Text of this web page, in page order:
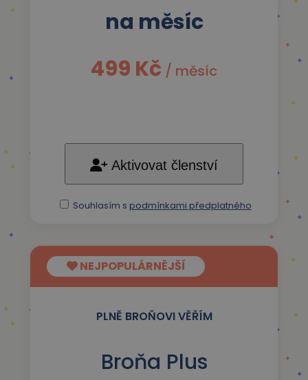
na měsíc
499 Kč / měsíc
Aktivovat členství
Souhlasím s podmínkami předplatného
NEJPOPULÁRNĚJŠÍ
PLNĚ BROŇOVI VĚŘÍM
Broňa Plus